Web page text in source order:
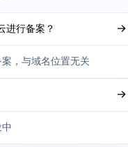
进行备案？
，与域名位置无关